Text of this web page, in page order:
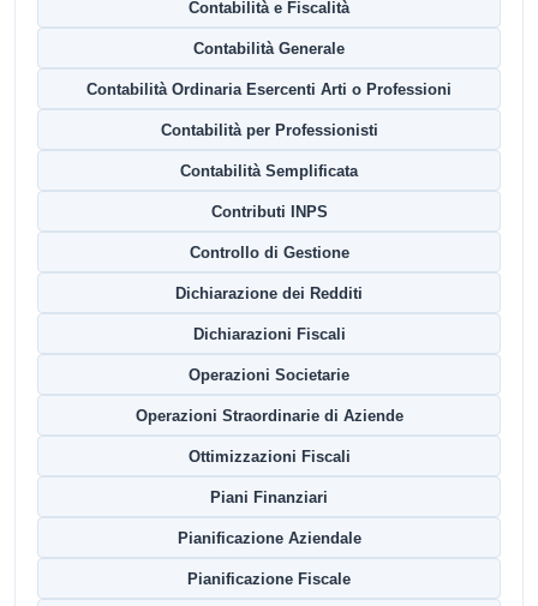
Contabilità e Fiscalità
Contabilità Generale
Contabilità Ordinaria Esercenti Arti o Professioni
Contabilità per Professionisti
Contabilità Semplificata
Contributi INPS
Controllo di Gestione
Dichiarazione dei Redditi
Dichiarazioni Fiscali
Operazioni Societarie
Operazioni Straordinarie di Aziende
Ottimizzazioni Fiscali
Piani Finanziari
Pianificazione Aziendale
Pianificazione Fiscale